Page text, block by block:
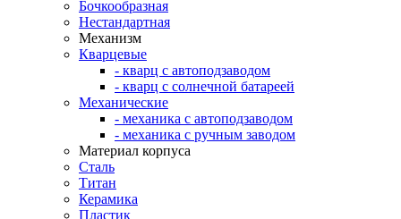
Бочкообразная
Нестандартная
Механизм
Кварцевые
- кварц с автоподзаводом
- кварц с солнечной батареей
Механические
- механика с автоподзаводом
- механика с ручным заводом
Материал корпуса
Сталь
Титан
Керамика
Пластик